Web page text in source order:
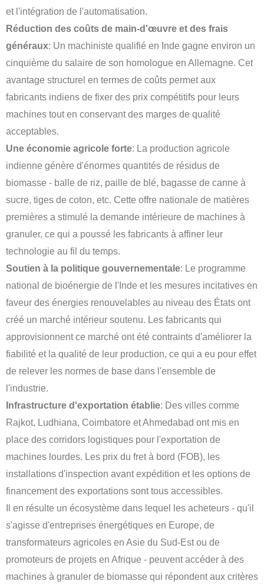
et l'intégration de l'automatisation.
Réduction des coûts de main-d'œuvre et des frais
généraux: Un machiniste qualifié en Inde gagne environ un
cinquième du salaire de son homologue en Allemagne. Cet
avantage structurel en termes de coûts permet aux
fabricants indiens de fixer des prix compétitifs pour leurs
machines tout en conservant des marges de qualité
acceptables.
Une économie agricole forte: La production agricole
indienne génère d'énormes quantités de résidus de
biomasse - balle de riz, paille de blé, bagasse de canne à
sucre, tiges de coton, etc. Cette offre nationale de matières
premières a stimulé la demande intérieure de machines à
granuler, ce qui a poussé les fabricants à affiner leur
technologie au fil du temps.
Soutien à la politique gouvernementale: Le programme
national de bioénergie de l'Inde et les mesures incitatives en
faveur des énergies renouvelables au niveau des États ont
créé un marché intérieur soutenu. Les fabricants qui
approvisionnent ce marché ont été contraints d'améliorer la
fiabilité et la qualité de leur production, ce qui a eu pour effet
de relever les normes de base dans l'ensemble de
l'industrie.
Infrastructure d'exportation établie: Des villes comme
Rajkot, Ludhiana, Coimbatore et Ahmedabad ont mis en
place des corridors logistiques pour l'exportation de
machines lourdes. Les prix du fret à bord (FOB), les
installations d'inspection avant expédition et les options de
financement des exportations sont tous accessibles.
Il en résulte un écosystème dans lequel les acheteurs - qu'il
s'agisse d'entreprises énergétiques en Europe, de
transformateurs agricoles en Asie du Sud-Est ou de
promoteurs de projets en Afrique - peuvent accéder à des
machines à granuler de biomasse qui répondent aux critères